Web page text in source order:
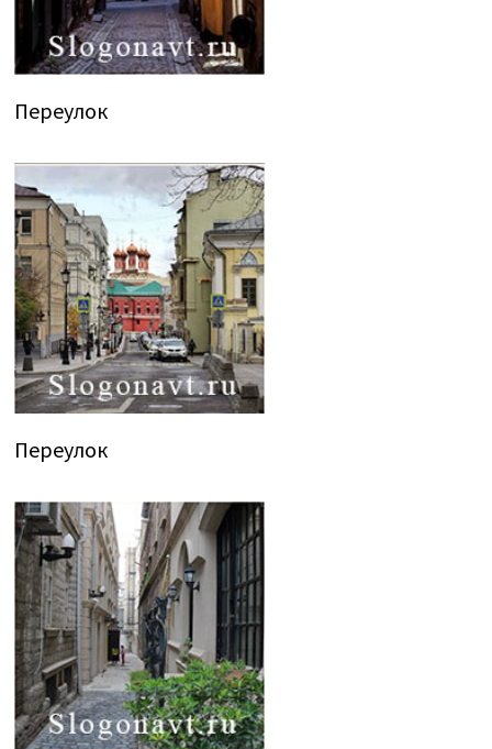
Переулок
Переулок